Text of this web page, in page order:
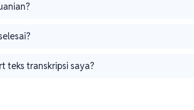
teks transkripsi saya?